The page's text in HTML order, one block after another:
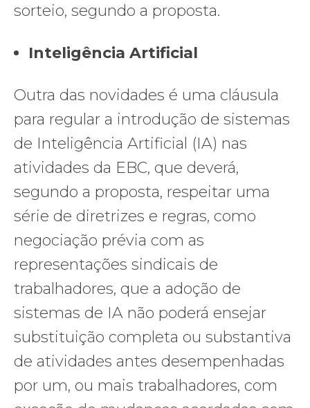
sorteio, segundo a proposta.
Inteligência Artificial
Outra das novidades é uma cláusula
para regular a introdução de sistemas
de Inteligência Artificial (IA) nas
atividades da EBC, que deverá,
segundo a proposta, respeitar uma
série de diretrizes e regras, como
negociação prévia com as
representações sindicais de
trabalhadores, que a adoção de
sistemas de IA não poderá ensejar
substituição completa ou substantiva
de atividades antes desempenhadas
por um, ou mais trabalhadores, com